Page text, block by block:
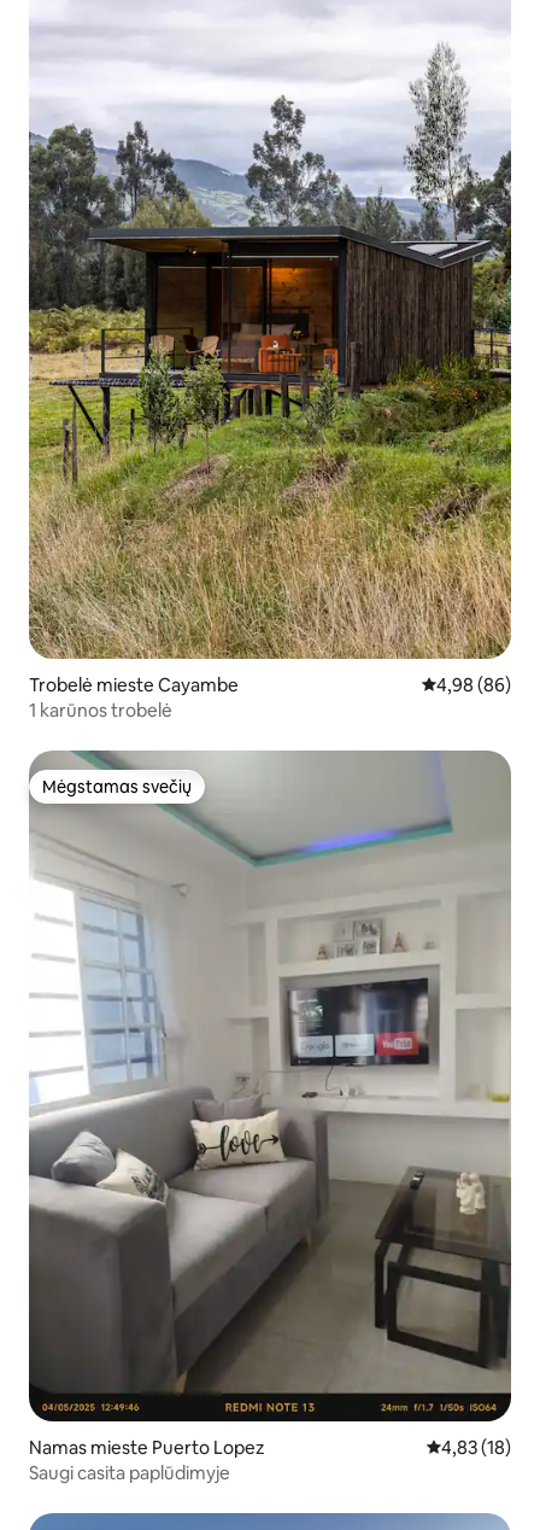
Trobelė mieste Cayambe Vidutinis
4,98 (86)
1 karūnos trobelė
Mėgstamas svečių
Mėgstamas svečių
Namas mieste Puerto Lopez Vidutinis
4,83 (18)
Saugi casita paplūdimyje